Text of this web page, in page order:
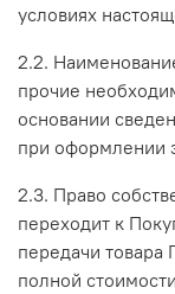
условиях
2.2.
прочие
основании
при оформлении
2.3. Право
переходит к
передачи
полной